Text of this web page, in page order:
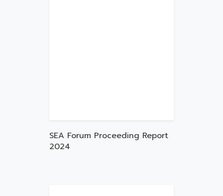
SEA Forum Proceeding Report
2024